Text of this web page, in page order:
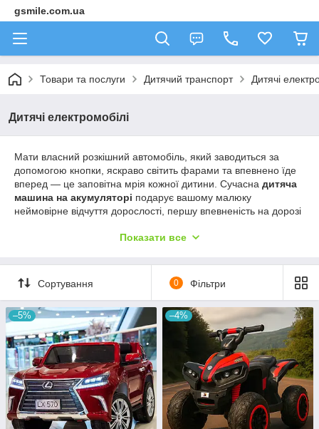
gsmile.com.ua
Товари та послуги Дитячий транспорт Дитячі
Дитячі електромобілі
Мати власний розкішний автомобіль, який заводиться за
допомогою кнопки, яскраво світить фарами та впевнено їде
вперед — це заповітна мрія кожної дитини. Сучасна дитяча
машина на акумуляторі подарує вашому малюку
неймовірне відчуття дорослості, першу впевненість на дорозі
ліцензійні копії відомих світових брендів: від стильних
позашляховиків. Встигнітькупити дитячий електромобіль,
який перетворить кожну прогулянку на незабутнє свято для
юного водія!
Показати все
Сортування 0 Фільтри
–5% –4%